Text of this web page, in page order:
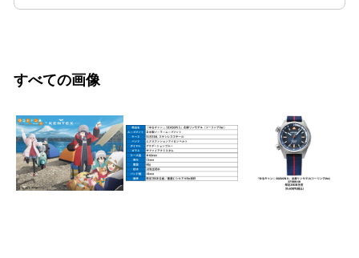
すべての画像